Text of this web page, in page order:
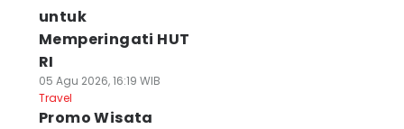
untuk
Memperingati HUT
RI
05 Agu 2026, 16:19 WIB
Travel
Promo Wisata